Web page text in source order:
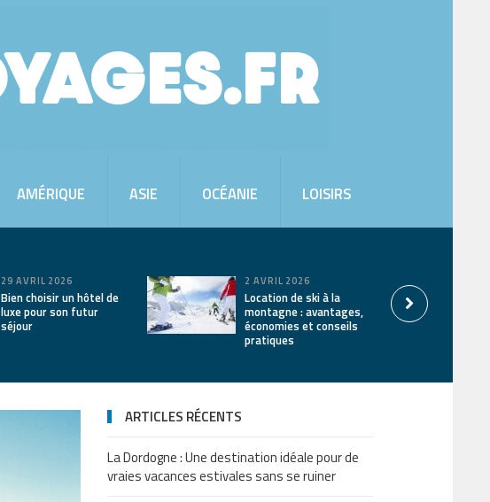
AMÉRIQUE ASIE OCÉANIE LOISIRS
29 AVRIL 2026
Bien choisir un hôtel de
luxe pour son futur
séjour
2 AVRIL 2026
Location de ski à la
montagne : avantages,
économies et conseils
pratiques
ARTICLES RÉCENTS
La Dordogne : Une destination idéale pour de
vraies vacances estivales sans se ruiner